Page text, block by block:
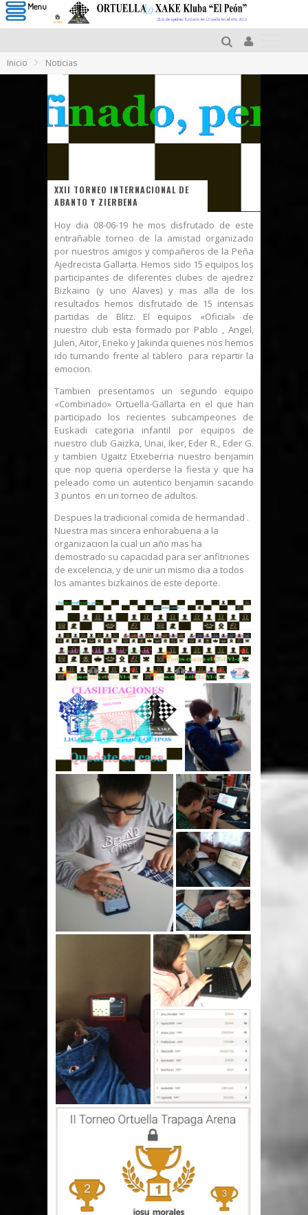
Inicio Noticias
XXII TORNEO INTERNACIONAL DE
ABANTO Y ZIERBENA
Hoy dia 08-06-19 he mos disfrutado de este
entrañable torneo de la amistad organizado
por nuestros amigos y compañeros de la Peña
Ajedrecista Gallarta. Hemos sido 15 equipos los
participantes de diferentes clubes de ajedrez
Bizkaino (y uno Alaves) y mas alla de los
resultados hemos disfrutado de 15 intensas
partidas de Blitz. El equipos «Oficial» de
nuestro club esta formado por Pablo , Angel,
Julen, Aitor, Eneko y Jakinda quienes nos hemos
ido turnando frente al tablero para repartir la
emocion.
Tambien presentamos un segundo equipo
«Combinado» Ortuella-Gallarta en el que han
participado los recientes subcampeones de
Euskadi categoria infantil por equipos de
nuestro club Gaizka, Unai, Iker, Eder R., Eder G.
y tambien Ugaitz Etxeberria nuestro benjamin
que nop queria operderse la fiesta y que ha
peleado como un autentico benjamin sacando
3 puntos en un torneo de adultos.
Despues la tradicional comida de hermandad .
Nuestra mas sincera enhorabuena a la
organizacion la cual un año mas ha
demostrado su capacidad para ser anfitriones
de excelencia, y de unir un mismo dia a todos
los amantes bizkainos de este deporte.
Menu